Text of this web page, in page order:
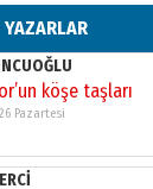
YAZARLAR
köşe taşları
Pazartesi